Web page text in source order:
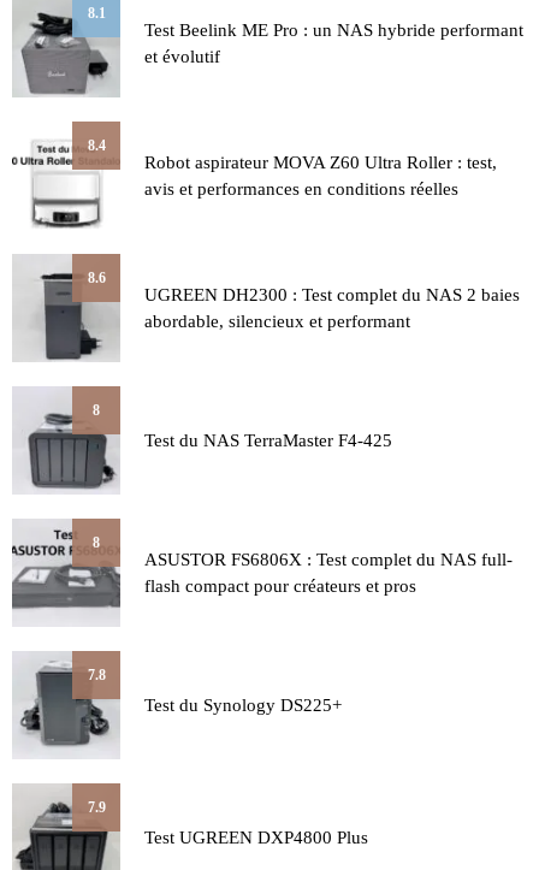
8.1
Test Beelink ME Pro : un NAS hybride performant
et évolutif
8.4
Robot aspirateur MOVA Z60 Ultra Roller : test,
avis et performances en conditions réelles
8.6
UGREEN DH2300 : Test complet du NAS 2 baies
abordable, silencieux et performant
8
Test du NAS TerraMaster F4-425
8
ASUSTOR FS6806X : Test complet du NAS full-
flash compact pour créateurs et pros
7.8
Test du Synology DS225+
7.9
Test UGREEN DXP4800 Plus